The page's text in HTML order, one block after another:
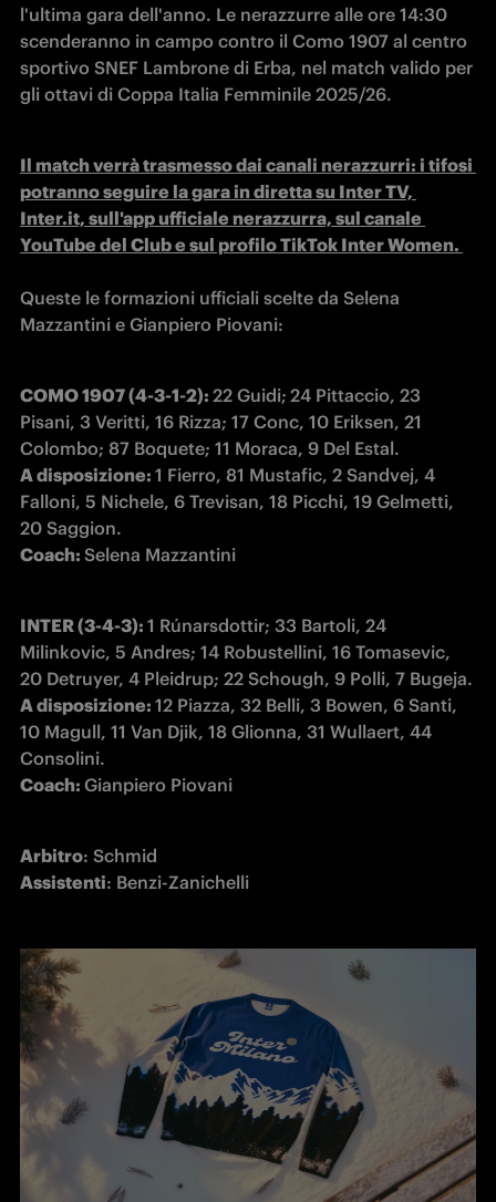
l'ultima gara dell'anno. Le nerazzurre alle ore 14:30
scenderanno in campo contro il Como 1907 al centro
sportivo SNEF Lambrone di Erba, nel match valido per
gli ottavi di Coppa Italia Femminile 2025/26.
Il match verrà trasmesso dai canali nerazzurri: i tifosi
potranno seguire la gara in diretta su Inter TV,
Inter.it, sull'app ufficiale nerazzurra, sul canale
YouTube del Club e sul profilo TikTok Inter Women.
Queste le formazioni ufficiali scelte da Selena
Mazzantini e Gianpiero Piovani:
COMO 1907 (4-3-1-2): 22 Guidi; 24 Pittaccio, 23
Pisani, 3 Veritti, 16 Rizza; 17 Conc, 10 Eriksen, 21
A disposizione: 1 Fierro, 81 Mustafic, 2 Sandvej, 4
Falloni, 5 Nichele, 6 Trevisan, 18 Picchi, 19 Gelmetti,
Coach: Selena Mazzantini
INTER (3-4-3): 1 Rúnarsdottir; 33 Bartoli, 24
Milinkovic, 5 Andres; 14 Robustellini, 16 Tomasevic,
A disposizione: 12 Piazza, 32 Belli, 3 Bowen, 6 Santi,
10 Magull, 11 Van Djik, 18 Glionna, 31 Wullaert, 44
Coach: Gianpiero Piovani
Arbitro
Assistenti